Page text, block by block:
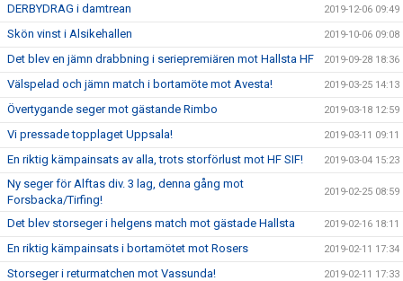
DERBYDRAG i damtrean 2019-12-06 09:49
Skön vinst i Alsikehallen 2019-10-06 09:08
Det blev en jämn drabbning i seriepremiären mot Hallsta HF 2019-09-28 18:36
Välspelad och jämn match i bortamöte mot Avesta! 2019-03-25 14:13
Övertygande seger mot gästande Rimbo 2019-03-18 12:59
Vi pressade topplaget Uppsala! 2019-03-11 09:11
En riktig kämpainsats av alla, trots storförlust mot HF SIF! 2019-03-04 15:23
Ny seger för Alftas div. 3 lag, denna gång mot
Forsbacka/Tirfing!
2019-02-25 08:59
Det blev storseger i helgens match mot gästade Hallsta 2019-02-16 18:11
En riktig kämpainsats i bortamötet mot Rosers 2019-02-11 17:34
Storseger i returmatchen mot Vassunda! 2019-02-11 17:33